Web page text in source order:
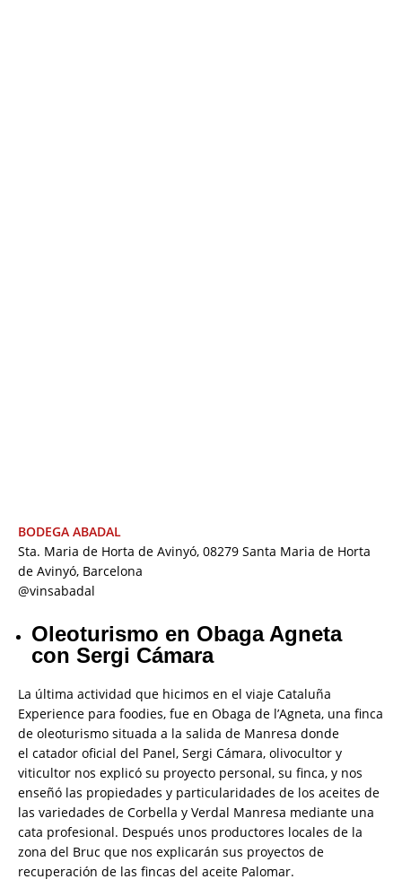
BODEGA ABADAL
Sta. Maria de Horta de Avinyó, 08279 Santa Maria de Horta
de Avinyó, Barcelona
@vinsabadal
Oleoturismo en Obaga Agneta
con Sergi Cámara
La última actividad que hicimos en el viaje Cataluña
Experience para foodies, fue en Obaga de l’Agneta, una finca
de oleoturismo situada a la salida de Manresa donde
el catador oficial del Panel, Sergi Cámara, olivocultor y
viticultor nos explicó su proyecto personal, su finca, y nos
enseñó las propiedades y particularidades de los aceites de
las variedades de Corbella y Verdal Manresa mediante una
cata profesional. Después unos productores locales de la
zona del Bruc que nos explicarán sus proyectos de
recuperación de las fincas del aceite Palomar.